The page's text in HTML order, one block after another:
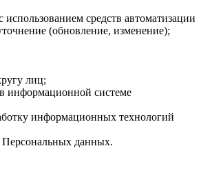
средств автоматизации
(обновление, изменение);
лиц;
информационной системе
информационных технологий
Персональных данных.